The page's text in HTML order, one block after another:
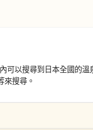
可以搜尋到日本全國的溫
來搜尋。